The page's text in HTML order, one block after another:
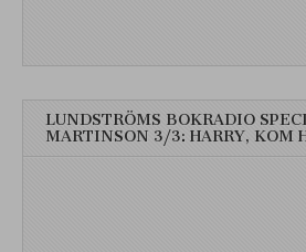
LUNDSTRÖMS BOKRADIO
MARTINSON 3/3: HARRY, KOM